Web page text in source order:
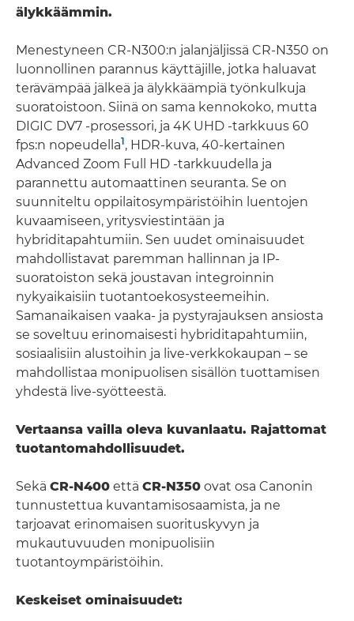
älykkäämmin.
Menestyneen CR-N300:n jalanjäljissä CR-N350 on
luonnollinen parannus käyttäjille, jotka haluavat
terävämpää jälkeä ja älykkäämpiä työnkulkuja
suoratoistoon. Siinä on sama kennokoko, mutta
DIGIC DV7 -prosessori, ja 4K UHD -tarkkuus 60
fps:n nopeudella1, HDR-kuva, 40-kertainen
Advanced Zoom Full HD -tarkkuudella ja
parannettu automaattinen seuranta. Se on
suunniteltu oppilaitosympäristöihin luentojen
kuvaamiseen, yritysviestintään ja
hybriditapahtumiin. Sen uudet ominaisuudet
mahdollistavat paremman hallinnan ja IP-
suoratoiston sekä joustavan integroinnin
nykyaikaisiin tuotantoekosysteemeihin.
Samanaikaisen vaaka- ja pystyrajauksen ansiosta
se soveltuu erinomaisesti hybriditapahtumiin,
sosiaalisiin alustoihin ja live-verkkokaupan – se
mahdollistaa monipuolisen sisällön tuottamisen
yhdestä live-syötteestä.
Vertaansa vailla oleva kuvanlaatu. Rajattomat
tuotantomahdollisuudet.
Sekä CR-N400 että CR-N350 ovat osa Canonin
tunnustettua kuvantamisosaamista, ja ne
tarjoavat erinomaisen suorituskyvyn ja
mukautuvuuden monipuolisiin
tuotantoympäristöihin.
Keskeiset ominaisuudet: